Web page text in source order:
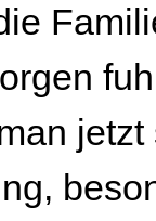
jetzt